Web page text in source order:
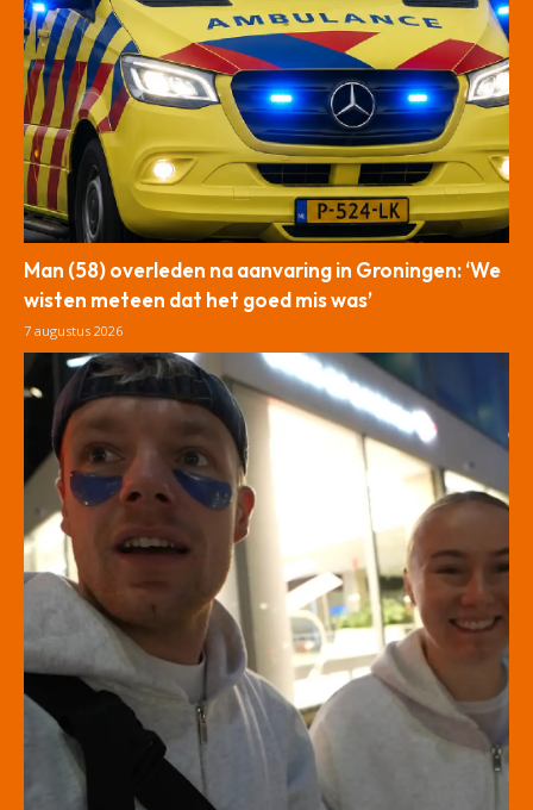
Man (58) overleden na aanvaring in Groningen: ‘We
wisten meteen dat het goed mis was’
7 augustus 2026